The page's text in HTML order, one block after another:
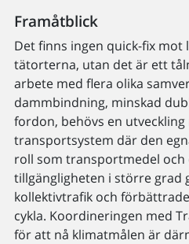
Framåtblick
Det finns ingen quick-fix
tätorterna, utan det är ett
arbete med flera olika
dammbindning, minskad
fordon, behövs en
transportsystem där den
roll som transportmedel och
tillgängligheten i större grad
kollektivtrafik och
cykla. Koordineringen med
för att nå klimatmålen är